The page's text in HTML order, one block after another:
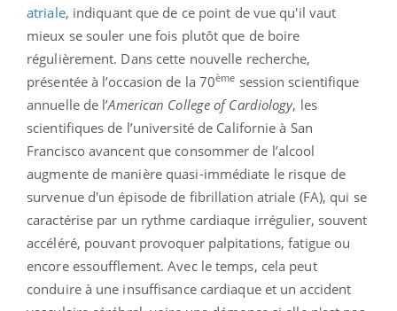
atriale, indiquant que de ce point de vue qu'il vaut
mieux se souler une fois plutôt que de boire
régulièrement. Dans cette nouvelle recherche,
présentée à l’occasion de la 70ème session scientifique
annuelle de l’American College of Cardiology, les
scientifiques de l’université de Californie à San
Francisco avancent que consommer de l’alcool
augmente de manière quasi-immédiate le risque de
survenue d'un épisode de fibrillation atriale (FA), qui se
caractérise par un rythme cardiaque irrégulier, souvent
accéléré, pouvant provoquer palpitations, fatigue ou
encore essoufflement. Avec le temps, cela peut
conduire à une insuffisance cardiaque et un accident